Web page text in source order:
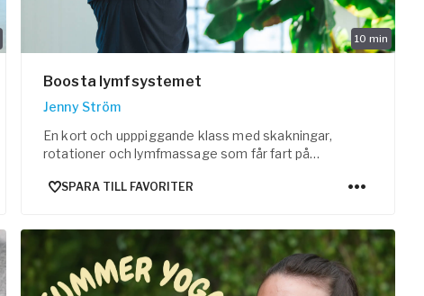
10 min
Boosta lymfsystemet
Jenny Ström
En kort och upppiggande klass med skakningar,
rotationer och lymfmassage som får fart på
SPARA TILL FAVORITER